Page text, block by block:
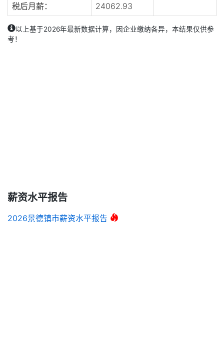
税后月薪：
24062.93
以上基于2026年最新数据计算，因企业缴纳各异，本结果仅供参
考！
薪资水平报告
2026景德镇市薪资水平报告